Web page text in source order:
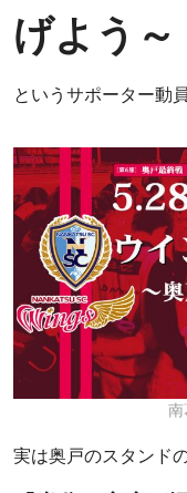
げよう～
というサポーター動
南
実は奥戸のスタンド